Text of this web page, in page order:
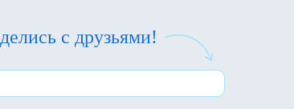
с друзьями!